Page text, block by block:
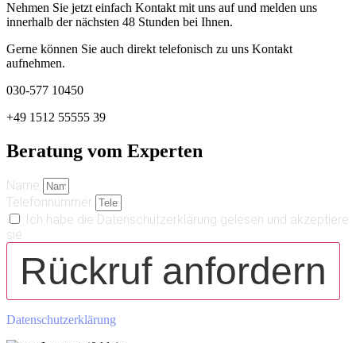
Nehmen Sie jetzt einfach Kontakt mit uns auf und melden uns
innerhalb der nächsten 48 Stunden bei Ihnen.
Gerne können Sie auch direkt telefonisch zu uns Kontakt
aufnehmen.
030-577 10450
+49 1512 55555 39
Beratung vom Experten
Name
Telefonnummer
Ich habe die Datenschutzerklärung gelesen und akzeptiere
sie.
Rückruf anfordern
Datenschutzerklärung